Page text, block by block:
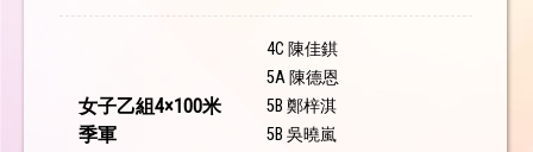
女子乙組4×100米
季軍
4C 陳佳錤
5A 陳德恩
5B 鄭梓淇
5B 吳曉嵐